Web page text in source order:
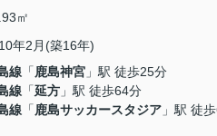
㎡
年2月(築16年)
線 「 鹿島神宮 」駅 徒歩25分
線 「延方 」駅 徒歩64分
線 「 鹿島サッカースタジア 」駅 徒